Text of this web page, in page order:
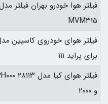
MVM۳۱۵
برای پراید ۱۱۱
و ۲۰۰۰